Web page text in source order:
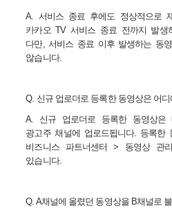
A. 서비스 종료 후에도 정상적으로
카카오TV서비스 종료 전까지 발생
다만,서비스 종료 이후 발생하는 동
않습니다.
Q. 신규 업로더로 등록한 동영상은 어
A. 신규 업로더로 등록한 동영상은
광고주 채널에 업로드됩니다. 등록한
비즈니스 파트너센터 > 동영상 관
있습니다.
Q. A채널에 올렸던 동영상을B채널로